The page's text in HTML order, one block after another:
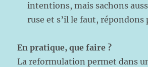
intentions, mais sachons
ruse et s’il le faut, répondons
En pratique, que faire ?
La reformulation permet dans